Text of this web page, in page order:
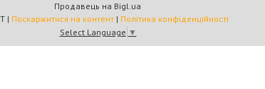
Продавець на Bigl.ua
КУПИ ТУТ | Поскаржитися на контент | Політика конфіденційності
Select Language ▼